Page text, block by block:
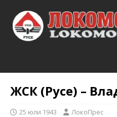
ЖСК (Русе) –
25 юли 1943 ЛокоПрес